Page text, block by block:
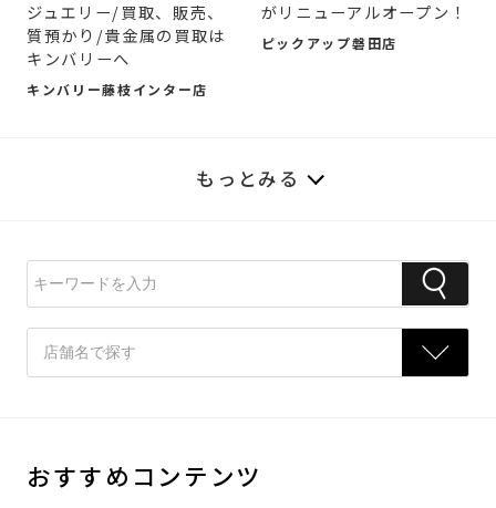
ジュエリー/買取、販売、
質預かり/貴金属の買取は
キンバリーへ
キンバリー藤枝インター店
がリニューアルオープン！
ピックアップ磐田店
もっとみる
おすすめコンテンツ